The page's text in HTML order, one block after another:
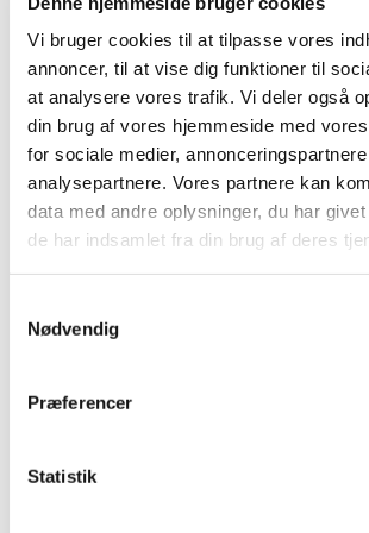
Vi bruger cookies til at tilpasse vores
annoncer, til at vise dig funktioner til
at analysere vores trafik. Vi deler også
din brug af vores hjemmeside med
for sociale medier,
analysepartnere. Vores partnere kan
data med andre oplysninger, du har
de har indsamlet fra din brug af deres
Nødvendig
Præferencer
Statistik
Nødvendige cookies er nødvendige
grundlæggende funktionalitet på
kan fungere. Vi bruger nødvendige
gøre det muligt for dig kun at skulle
brugernavn og din adgangskode én
besøg på vores websted.
Det er ikke nødvendigt at acceptere
afvise brugen af de nødvendige
centrale for vores hjemmesides
cookies, og hvad vi bruger dem til:
basale funktionalitet af vores website
Vi bruger nødvendige cookies for at